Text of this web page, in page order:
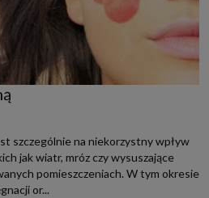
szczególnie na niekorzystny wpływ
jak wiatr, mróz czy wysuszające
pomieszczeniach. W tym okresie
or...